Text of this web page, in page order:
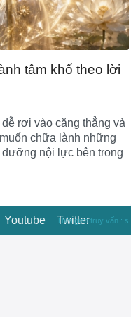
tâm khổ theo lời
rơi vào căng thẳng và
chữa lành những
dưỡng nội lực bên trong
Youtube Twitter
Thời gian truy vấn : s